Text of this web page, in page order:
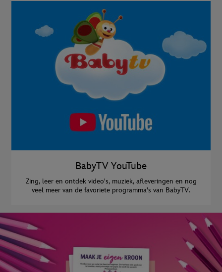
BabyTV YouTube
Zing, leer en ontdek video's, muziek, afleveringen en nog
veel meer van de favoriete programma's van BabyTV.